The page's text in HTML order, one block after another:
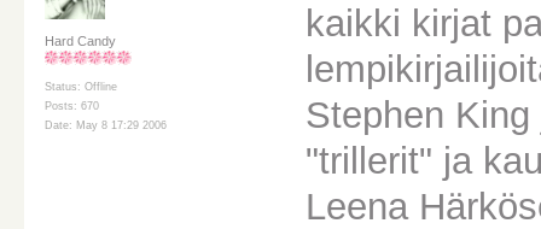
Hard Candy
Status: Offline
Posts: 670
Date: May 8 17:29 2006
kaikki kirjat
Stephen
"trillerit" ja
Leena